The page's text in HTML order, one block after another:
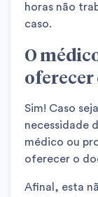
horas não
caso.
O
oferecer
Sim! Caso
necessidade
médico ou
oferecer o
Afinal, esta